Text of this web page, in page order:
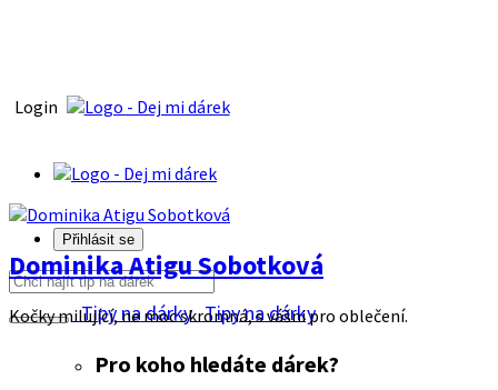
Login
Přihlásit se
Tipy na dárkyTipy na dárky
Pro koho hledáte dárek?
Dominika Atigu Sobotková
Kočky milující, ne moc skromná, s vášni pro oblečení.